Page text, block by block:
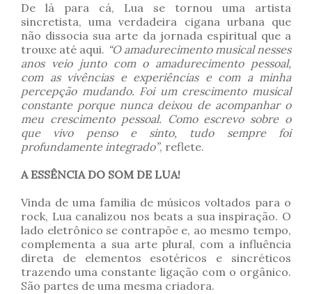
De lá para cá, Lua se tornou uma artista
sincretista, uma verdadeira cigana urbana que
não dissocia sua arte da jornada espiritual que a
trouxe até aqui. “O amadurecimento musical nesses
anos veio junto com o amadurecimento pessoal,
com as vivências e experiências e com a minha
percepção mudando. Foi um crescimento musical
constante porque nunca deixou de acompanhar o
meu crescimento pessoal. Como escrevo sobre o
que vivo penso e sinto, tudo sempre foi
profundamente integrado”, reflete.
A ESSÊNCIA DO SOM DE LUA!
Vinda de uma família de músicos voltados para o
rock, Lua canalizou nos beats a sua inspiração. O
lado eletrônico se contrapõe e, ao mesmo tempo,
complementa a sua arte plural, com a influência
direta de elementos esotéricos e sincréticos
trazendo uma constante ligação com o orgânico.
São partes de uma mesma criadora.